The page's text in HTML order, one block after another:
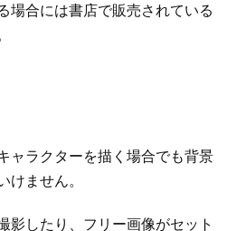
場合には書店で販売されている
ャラクターを描く場合でも背景
けません。
影したり、フリー画像がセット